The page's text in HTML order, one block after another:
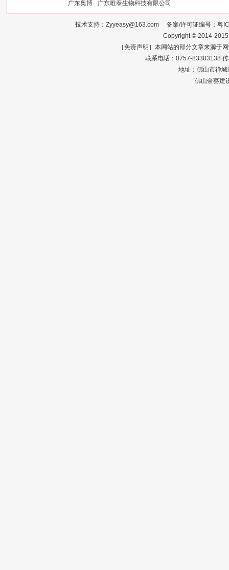
广东奥博 广东唯泰生物科技有限公司
技术支持：Zyyeasy@163.com 备案/许可证编号： 粤
Copyright © 2014-
［免责声明］本网站的部分文章来源于
联系电话：0757-83303138
地址：佛山市禅
佛山金葵建